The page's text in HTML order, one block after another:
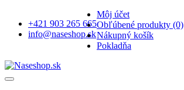
+421 903 265 665
info@naseshop.sk
Môj účet
Obľúbené produkty (0)
Nákupný košík
Pokladňa